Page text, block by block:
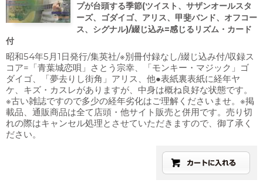
プが台頭する季節(ツイスト、サザンオールスタ
ーズ、ゴダイゴ、アリス、甲斐バンド、オフコー
ス、シグナル)/綴じ込み=感じるリズム・カード
付
昭和54年5月1日発行/集英社/※別冊付録なし/綴じ込み付/収録ス
コア=「青葉城恋唄」さとう宗幸、「モンキー・マジック」ゴ
ダイゴ、「夢去りし街角」アリス、他●表紙裏表紙に経年ヤ
ケ、キズ・カスレがありますが、中身は概ね良好な状態です。
※古い雑誌ですので多少の経年劣化はご理解くださいませ。※掲
載品、通販商品は全て店頭・他サイト販売と併用です。売り切
れの際はキャンセル処理とさせていただきますので、御了承く
ださい。